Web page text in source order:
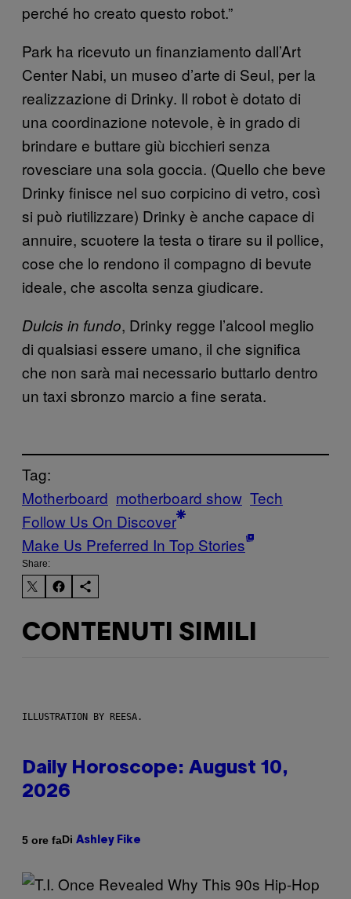
perché ho creato questo robot.”
Park ha ricevuto un finanziamento dall’Art
Center Nabi, un museo d’arte di Seul, per la
realizzazione di Drinky. Il robot è dotato di
una coordinazione notevole, è in grado di
brindare e buttare giù bicchieri senza
rovesciare una sola goccia. (Quello che beve
Drinky finisce nel suo corpicino di vetro, così
si può riutilizzare) Drinky è anche capace di
annuire, scuotere la testa o tirare su il pollice,
cose che lo rendono il compagno di bevute
ideale, che ascolta senza giudicare.
Dulcis in fundo, Drinky regge l’alcool meglio
di qualsiasi essere umano, il che significa
che non sarà mai necessario buttarlo dentro
un taxi sbronzo marcio a fine serata.
Tag:
Motherboard motherboard show Tech
Follow Us On Discover
Make Us Preferred In Top Stories
Share:
CONTENUTI SIMILI
ILLUSTRATION BY REESA.
Daily Horoscope: August 10,
2026
5 ore faDi Ashley Fike